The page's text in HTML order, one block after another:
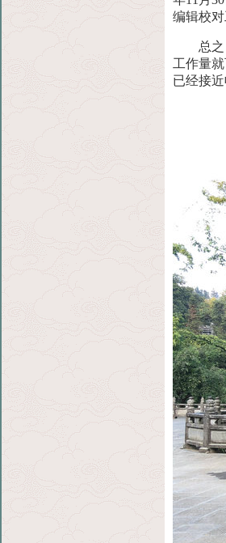
编辑校对
总
工作量
已经接